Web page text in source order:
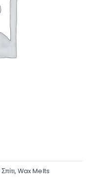
Σπίτι,Wax Melts